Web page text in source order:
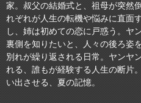
家。叔父の結婚式と、祖母が突然
れぞれが人生の転機や悩みに直面
し、姉は初めての恋に戸惑う。ヤ
裏側を知りたいと、人々の後ろ姿
別れが繰り返される日常。ヤンヤ
れる、誰もが経験する人生の断片
い出させる、夏の記憶。